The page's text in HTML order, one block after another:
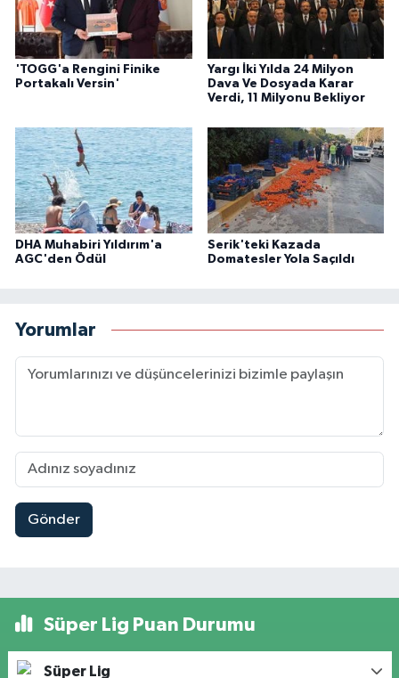
'TOGG'a Rengini Finike
Portakalı Versin'
Yargı İki Yılda 24 Milyon
Dava Ve Dosyada Karar
Verdi, 11 Milyonu Bekliyor
DHA Muhabiri Yıldırım'a
AGC'den Ödül
Serik'teki Kazada
Domatesler Yola Saçıldı
Yorumlar
Gönder
Süper Lig Puan Durumu
Süper Lig